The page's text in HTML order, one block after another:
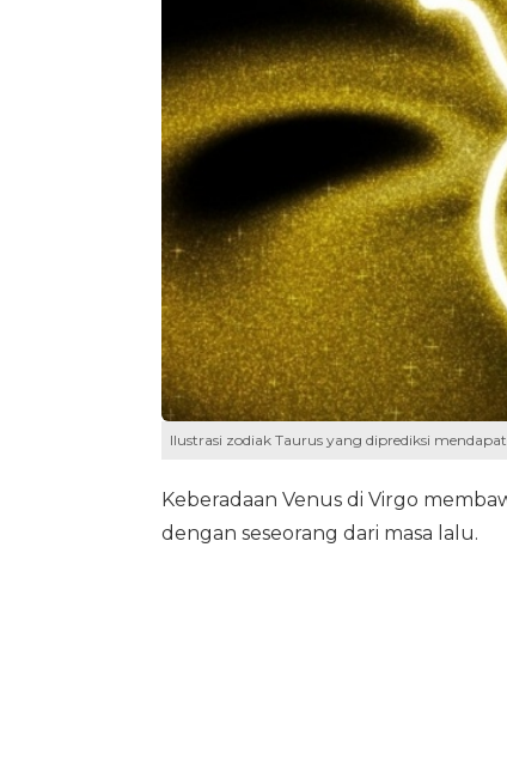
Ilustrasi zodiak Taurus yang diprediksi
Keberadaan Venus di Virgo
dengan seseorang dari masa lalu.